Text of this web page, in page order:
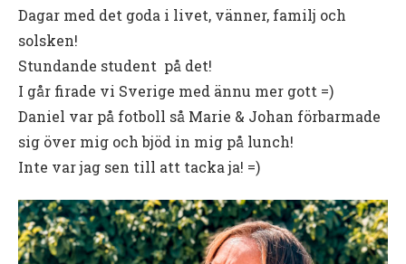
Dagar med det goda i livet, vänner, familj och
solsken!
Stundande student på det!
I går firade vi Sverige med ännu mer gott =)
Daniel var på fotboll så Marie & Johan förbarmade
sig över mig och bjöd in mig på lunch!
Inte var jag sen till att tacka ja! =)